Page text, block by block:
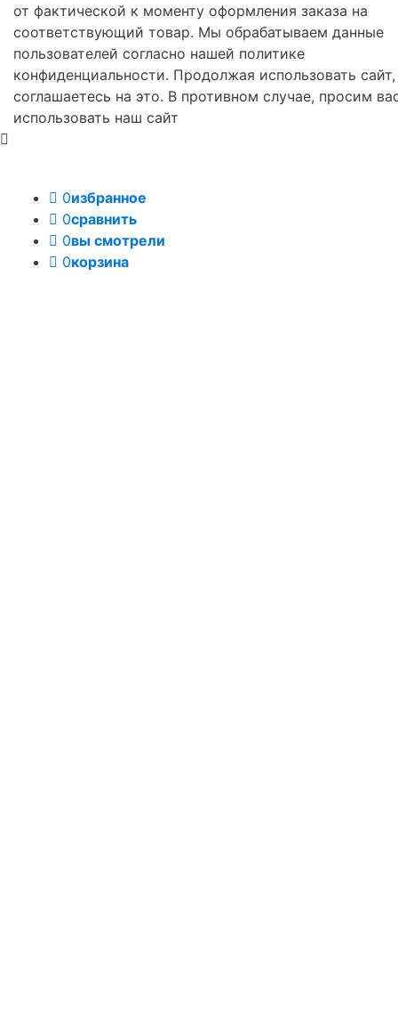
от фактической к моменту оформления заказа на
соответствующий товар. Мы обрабатываем данные
пользователей согласно нашей политике
конфиденциальности. Продолжая использовать
соглашаетесь на это. В противном случае, просим
использовать наш сайт
0избранное
0сравнить
0вы смотрели
0корзина